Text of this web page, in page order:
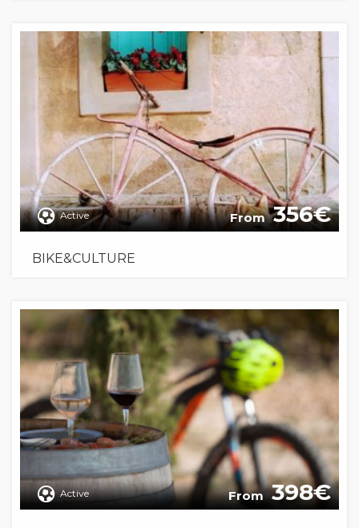
Active From 356
BIKE&CULTURE
Active From 398